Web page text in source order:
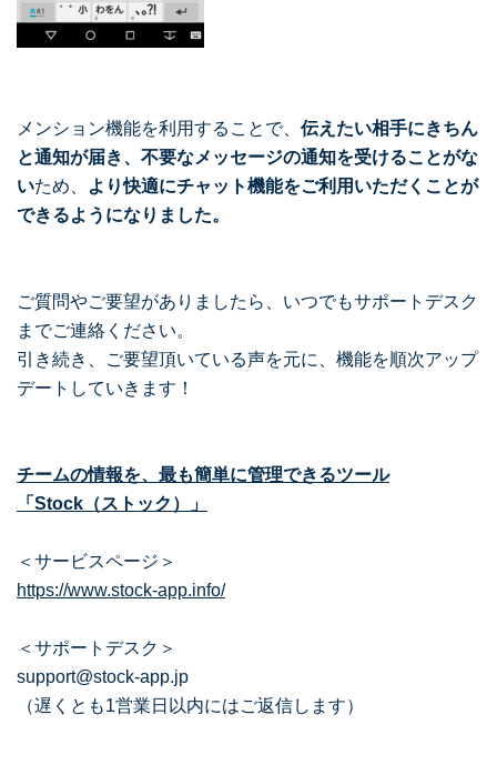
メンション機能を利用することで、 伝えたい相手にきちん
と通知が届き、不要なメッセージの通知を受けることがな
いため、
より快適にチャット機能をご利用いただくことが
できるようになりました。
ご質問やご要望がありましたら、いつでもサポートデスク
までご連絡ください。
引き続き、ご要望頂いている声を元に、機能を順次アップ
デートしていきます！
チームの情報を、最も簡単に管理できるツール
「Stock（ストック）」
＜サービスページ＞
https://www.stock-app.info/
＜サポートデスク＞
support@stock-app.jp
（遅くとも1営業日以内にはご返信します）